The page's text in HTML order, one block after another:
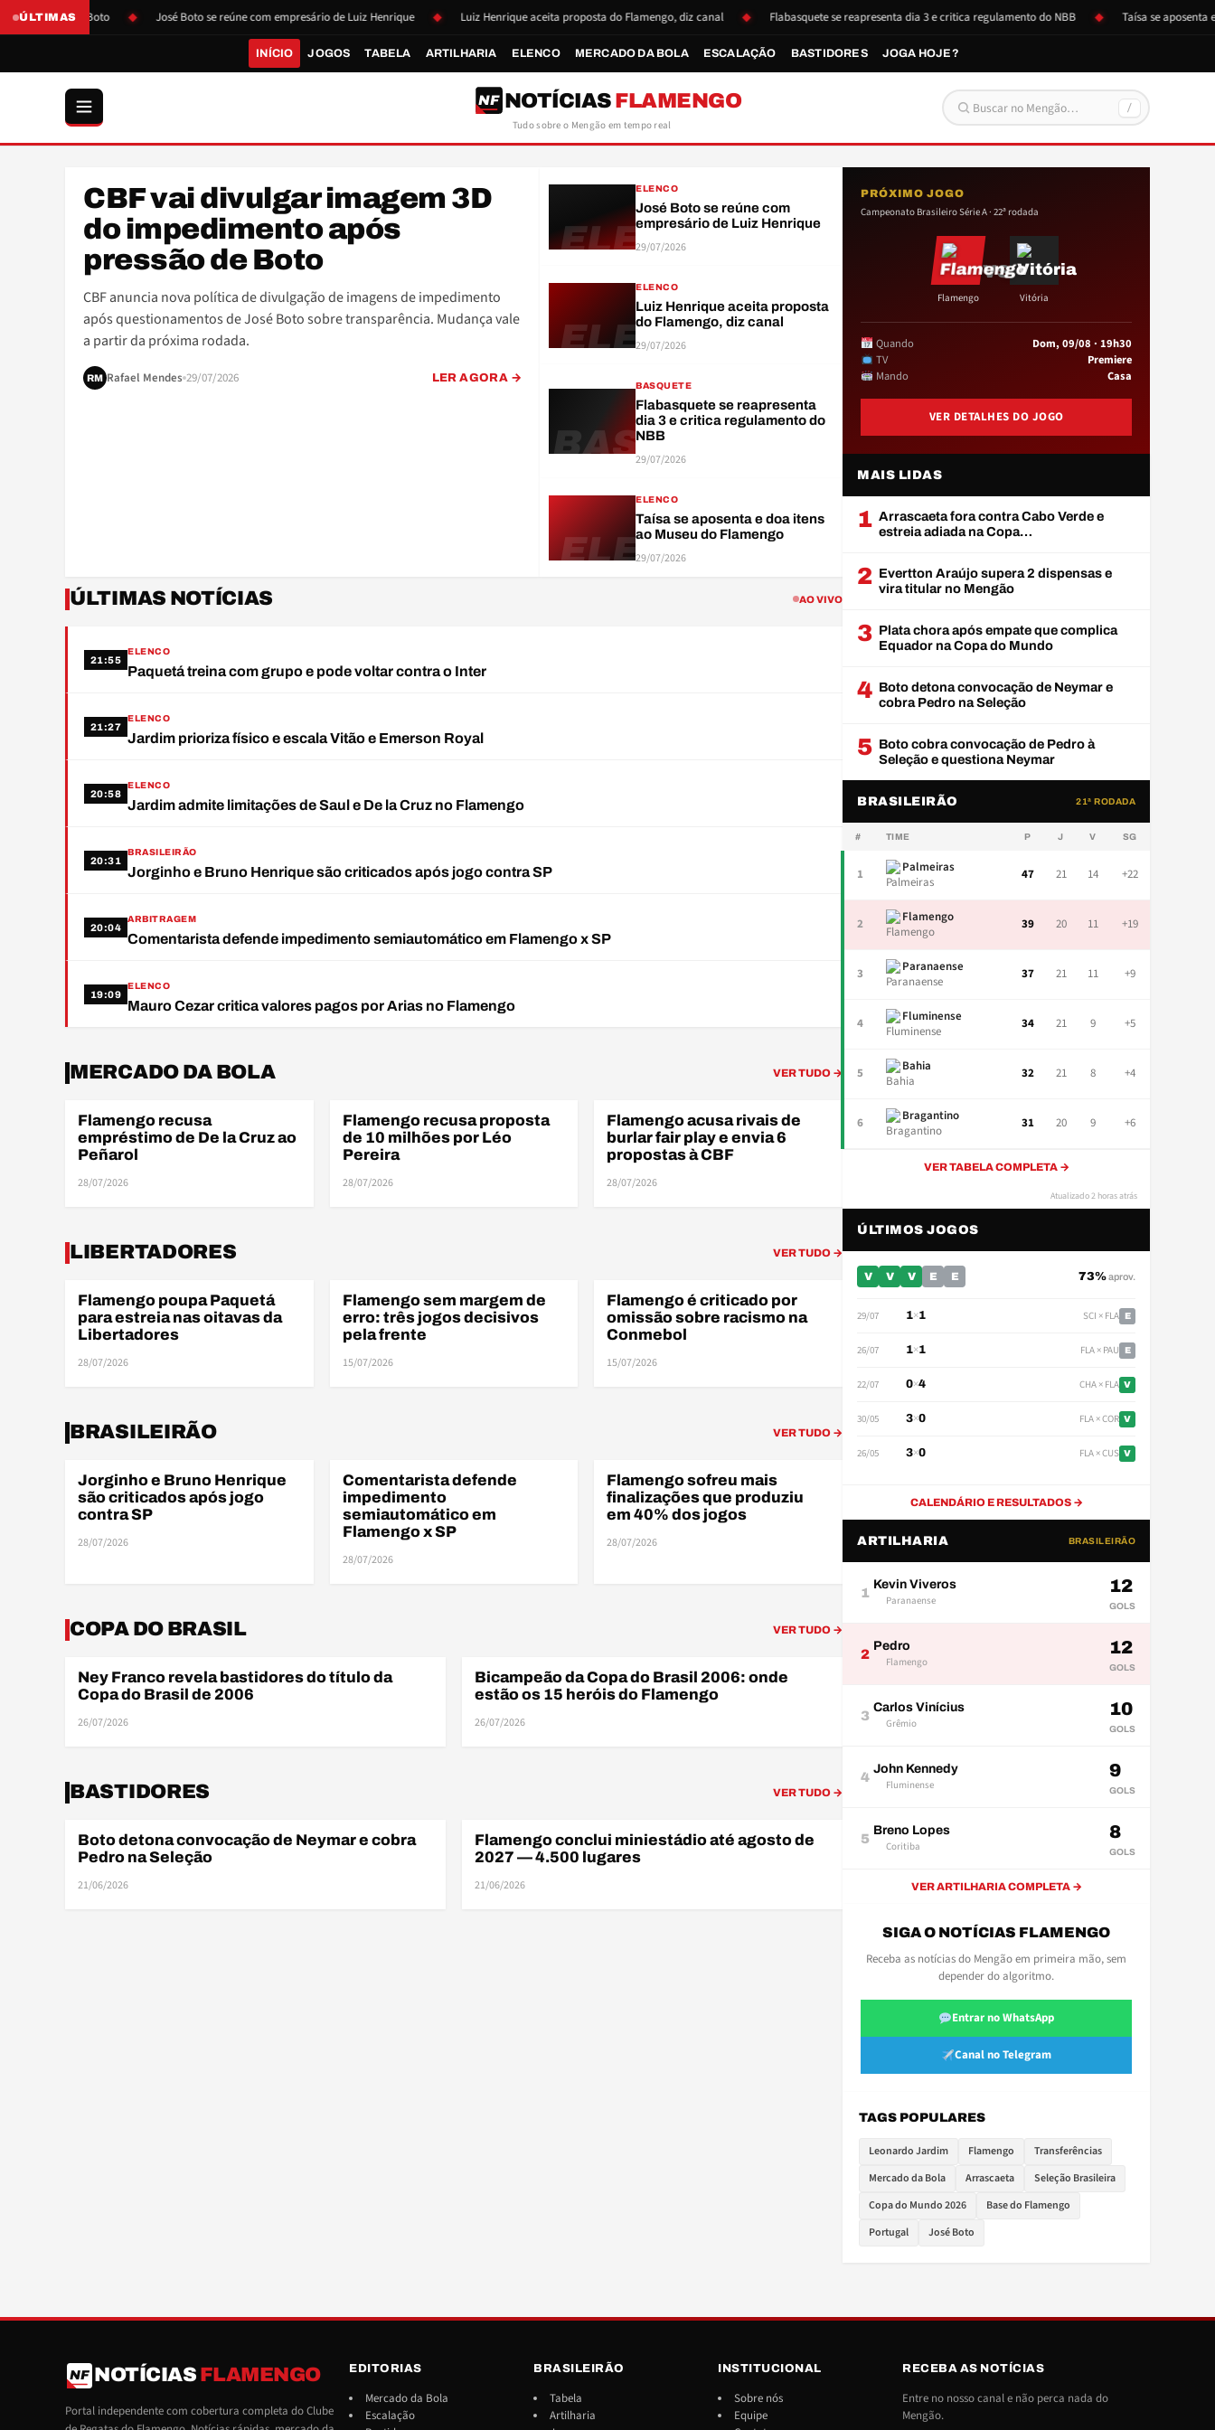
ÚLTIMAS
de Boto José Boto se reúne com empresário de Luiz Henrique Luiz Henrique aceita proposta do Flamengo, diz canal Flabasquete se reapresenta dia 3 e critica regulamento do NBB Taísa se aposenta e doa
INÍCIO JOGOS TABELA ARTILHARIA ELENCO MERCADO DA BOLA ESCALAÇÃO BASTIDORES JOGA HOJE?
NF NOTÍCIAS FLAMENGO
Tudo sobre o Mengão em tempo real Buscar por: /
ARB
ARBITRAGEM
CBF vai divulgar imagem 3D
do impedimento após
pressão de Boto
CBF anuncia nova política de divulgação de imagens de impedimento
após questionamentos de José Boto sobre transparência. Mudança vale
a partir da próxima rodada.
RM Rafael Mendes 29/07/2026 LER AGORA →
ELE
ELENCO
José Boto se reúne com
empresário de Luiz Henrique
29/07/2026
ELE
ELENCO
Luiz Henrique aceita proposta
do Flamengo, diz canal
29/07/2026
BAS
BASQUETE
Flabasquete se reapresenta
dia 3 e critica regulamento do
NBB
29/07/2026
ELE
ELENCO
Taísa se aposenta e doa itens
ao Museu do Flamengo
29/07/2026
ÚLTIMAS NOTÍCIAS AO VIVO
21:55
ELENCO
Paquetá treina com grupo e pode voltar contra o Inter
21:27
ELENCO
Jardim prioriza físico e escala Vitão e Emerson Royal
20:58
ELENCO
Jardim admite limitações de Saul e De la Cruz no Flamengo
20:31
BRASILEIRÃO
Jorginho e Bruno Henrique são criticados após jogo contra SP
20:04
ARBITRAGEM
Comentarista defende impedimento semiautomático em Flamengo x SP
19:09
ELENCO
Mauro Cezar critica valores pagos por Arias no Flamengo
MERCADO DA BOLA VER TUDO →
MDB
MERCADO DA BOLA
Flamengo recusa
empréstimo de De la Cruz ao
Peñarol
28/07/2026
ELENCO
Flamengo recusa proposta
de 10 milhões por Léo
Pereira
28/07/2026
FINANÇAS
Flamengo acusa rivais de
burlar fair play e envia 6
propostas à CBF
28/07/2026
LIBERTADORES VER TUDO →
ELE
ELENCO
Flamengo poupa Paquetá
para estreia nas oitavas da
Libertadores
28/07/2026
BRASILEIRÃO
Flamengo sem margem de
erro: três jogos decisivos
pela frente
15/07/2026
LIBERTADORES
Flamengo é criticado por
omissão sobre racismo na
Conmebol
15/07/2026
BRASILEIRÃO VER TUDO →
BRA
BRASILEIRÃO
Jorginho e Bruno Henrique
são criticados após jogo
contra SP
28/07/2026
ARBITRAGEM
Comentarista defende
impedimento
semiautomático em
Flamengo x SP
28/07/2026
BRA
BRASILEIRÃO
Flamengo sofreu mais
finalizações que produziu
em 40% dos jogos
28/07/2026
COPA DO BRASIL VER TUDO →
COPA DO BRASIL
Ney Franco revela bastidores do título da
Copa do Brasil de 2006
26/07/2026
COPA DO BRASIL
Bicampeão da Copa do Brasil 2006: onde
estão os 15 heróis do Flamengo
26/07/2026
BASTIDORES VER TUDO →
BASTIDORES
Boto detona convocação de Neymar e cobra
Pedro na Seleção
21/06/2026
BASTIDORES
Flamengo conclui miniestádio até agosto de
2027 — 4.500 lugares
21/06/2026
PRÓXIMO JOGO
Campeonato Brasileiro Série A · 22ª rodada
Flamengo
VS
Vitória
Quando
Dom, 09/08 · 19h30
TV
Premiere
Mando
Casa
VER DETALHES DO JOGO
MAIS LIDAS
1 Arrascaeta fora contra Cabo Verde e
estreia adiada na Copa…
2 Evertton Araújo supera 2 dispensas e
vira titular no Mengão
3 Plata chora após empate que complica
Equador na Copa do Mundo
4 Boto detona convocação de Neymar e
cobra Pedro na Seleção
5 Boto cobra convocação de Pedro à
Seleção e questiona Neymar
BRASILEIRÃO 21ª RODADA
# TIME P J V SG
1 Palmeiras 47 21 14 +22
2 Flamengo 39 20 11 +19
3 Paranaense 37 21 11 +9
4 Fluminense 34 21 9 +5
5 Bahia 32 21 8 +4
6 Bragantino 31 20 9 +6
VER TABELA COMPLETA →
Atualizado 2 horas atrás
ÚLTIMOS JOGOS
V V V E E 73%aprov.
29/07 1×1 SCI × FLA E
26/07 1×1 FLA × PAU E
22/07 0×4 CHA × FLA V
30/05 3×0 FLA × COR V
26/05 3×0 FLA × CUS V
CALENDÁRIO E RESULTADOS →
ARTILHARIA BRASILEIRÃO
1
Kevin Viveros
Paranaense
12
GOLS
2
Pedro
Flamengo
12
GOLS
3
Carlos Vinícius
Grêmio
10
GOLS
4
John Kennedy
Fluminense
9
GOLS
5
Breno Lopes
Coritiba
8
GOLS
VER ARTILHARIA COMPLETA →
SIGA O NOTÍCIAS FLAMENGO
Receba as notícias do Mengão em primeira mão, sem
depender do algoritmo.
Entrar no WhatsApp
Canal no Telegram
TAGS POPULARES
Leonardo Jardim Flamengo
Transferências
Mercado da Bola
Arrascaeta
Seleção Brasileira
Copa do Mundo 2026
Base do Flamengo
Portugal
José Boto
NF NOTÍCIAS FLAMENGO
Portal independente com cobertura completa do Clube
EDITORIAS
Mercado da Bola
Escalação
BRASILEIRÃO
Tabela
Artilharia
INSTITUCIONAL
Sobre nós
Equipe
RECEBA AS NOTÍCIAS
Entre no nosso canal e não perca nada do
Mengão.